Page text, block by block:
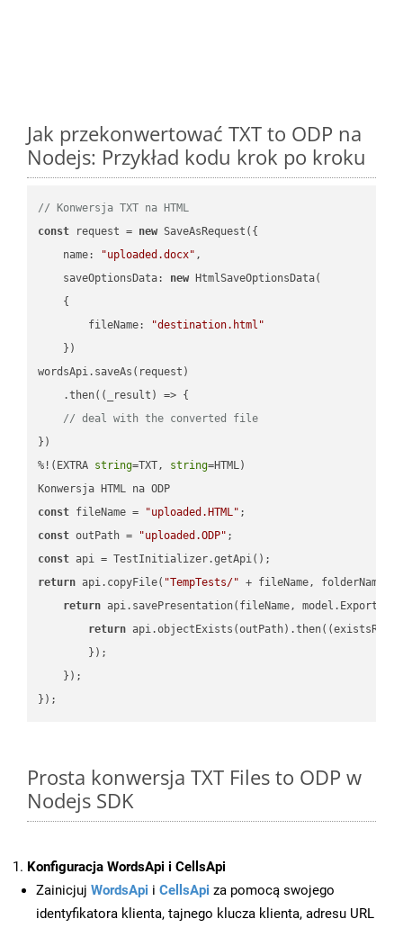
Jak przekonwertować TXT to ODP na
Nodejs: Przykład kodu krok po kroku
// Konwersja TXT na HTML
const request = new SaveAsRequest({
name: "uploaded.docx" ,
saveOptionsData: new HtmlSaveOptionsData(
    {
fileName:
"destination.html"
    })
wordsApi.saveAs(request)
    .then(
( _result ) => {
// deal with the converted file
})
%!(EXTRA string=TXT, string=HTML)
const fileName = "uploaded.HTML"
const outPath = "uploaded.ODP"
const
return api.copyFile( "TempTests/" + fileName, folderName +
return api.savePresentation(fileName,
return api.objectExists(outPath).then( (
        });
    });
Prosta konwersja TXT Files to ODP w
Nodejs SDK
Konfiguracja WordsApi i CellsApi
Zainicjuj WordsApi i CellsApi za pomocą swojego
identyfikatora klienta, tajnego klucza klienta, adresu URL